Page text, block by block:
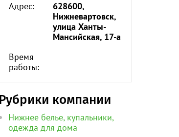
Адрес:
628600,
Нижневартовск,
улица Ханты-
Мансийская, 17-а
Время
работы:
Рубрики компании
Нижнее белье, купальники,
одежда для дома